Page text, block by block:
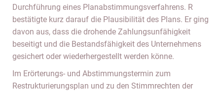
Durchführung eines Planabstimmungsverfahrens. R
bestätigte kurz darauf die Plausibilität des Plans. Er ging
davon aus, dass die drohende Zahlungsunfähigkeit
beseitigt und die Bestandsfähigkeit des Unternehmens
gesichert oder wiederhergestellt werden könne.
Im Erörterungs- und Abstimmungstermin zum
Restrukturierungsplan und zu den Stimmrechten der